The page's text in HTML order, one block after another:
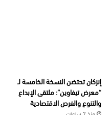
إنزكان تحتضن النسخة الخامسة لـ
“معرض تيفاوين”: ملتقى الإبداع
والتنوع والفرص الاقتصادية